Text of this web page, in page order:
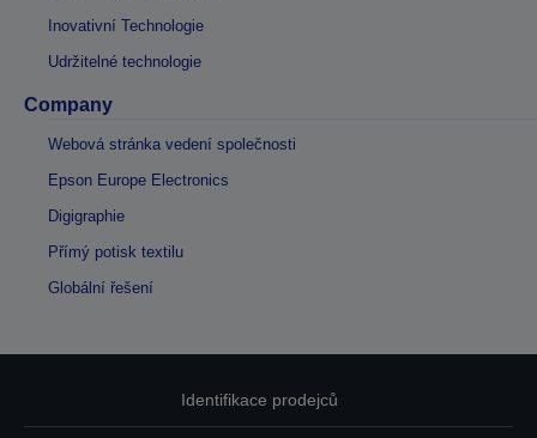
Inovativní Technologie
Udržitelné technologie
Company
Webová stránka vedení společnosti
Epson Europe Electronics
Digigraphie
Přímý potisk textilu
Globální řešení
Identifikace prodejců